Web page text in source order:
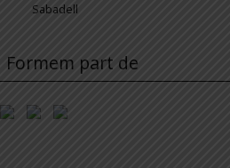
Sabadell
Formem part de